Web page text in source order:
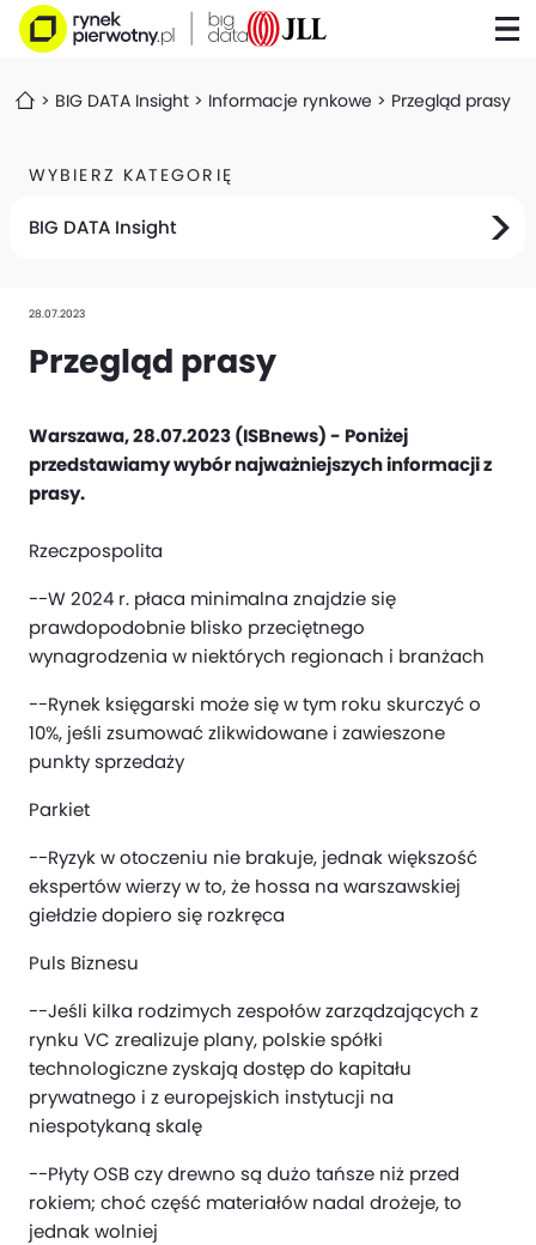
BIG DATA Insight Informacje rynkowe Przegląd prasy
WYBIERZ KATEGORIĘ
BIG DATA Insight
28.07.2023
Przegląd prasy
Warszawa, 28.07.2023 (ISBnews) - Poniżej
przedstawiamy wybór najważniejszych informacji z
prasy.
Rzeczpospolita
--W 2024 r. płaca minimalna znajdzie się
prawdopodobnie blisko przeciętnego
wynagrodzenia w niektórych regionach i branżach
--Rynek księgarski może się w tym roku skurczyć o
10%, jeśli zsumować zlikwidowane i zawieszone
punkty sprzedaży
Parkiet
--Ryzyk w otoczeniu nie brakuje, jednak większość
ekspertów wierzy w to, że hossa na warszawskiej
giełdzie dopiero się rozkręca
Puls Biznesu
--Jeśli kilka rodzimych zespołów zarządzających z
rynku VC zrealizuje plany, polskie spółki
technologiczne zyskają dostęp do kapitału
prywatnego i z europejskich instytucji na
niespotykaną skalę
--Płyty OSB czy drewno są dużo tańsze niż przed
rokiem; choć część materiałów nadal drożeje, to
jednak wolniej